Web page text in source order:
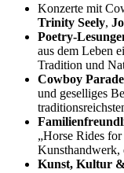
Konzerte mit
Trinity Seely,
Poetry-
aus dem Leben
Tradition und
Cowboy
und geselliges
„Horse Rides
Kunsthandwerk,
Kunst, Kultur